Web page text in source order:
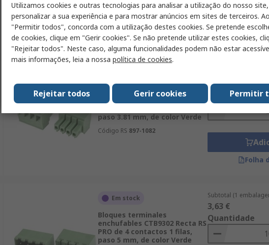
Código RS790-1124
Folha
Bloques terminales
enchufables CTB922HE a 90°
paso 3.81 mm, de color Verde
Código RS 897-1082
Subtotal (1
7,28 €
Quantidade
Folha
Em stock
Bloques terminales
enchufables CTB9302 Recta RS
PRO de 4 contactos 1 filas,
paso 5 mm, de color Verde
Subtotal (1
3,63 €
Quantidade
Utilizamos cookies e outras tecnologias para analisar a utilização do nosso
personalizar a sua experiência e para mostrar anúncios em sites de terceiros.
"Permitir todos", concorda com a utilização destes cookies. Se pretende
de cookies, clique em "Gerir cookies". Se não pretende utilizar estes cookies,
"Rejeitar todos". Neste caso, alguma funcionalidades podem não estar
mais informações, leia a nossa política de cookies.
Permitir
Gerir cookies
Rejeitar todos